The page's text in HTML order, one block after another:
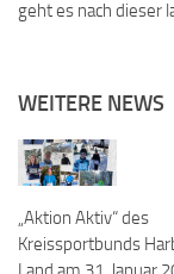
geht es nach dieser
WEITERE NEWS
„Aktion Aktiv“ des
Kreissportbunds